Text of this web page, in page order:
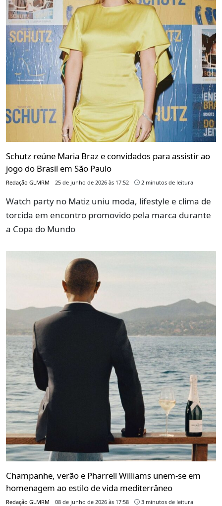
Schutz reúne Maria Braz e convidados para assistir ao
jogo do Brasil em São Paulo
Redação GLMRM 25 de junho de 2026 às 17:52 2 minutos de leitura
Watch party no Matiz uniu moda, lifestyle e clima de
torcida em encontro promovido pela marca durante
a Copa do Mundo
Champanhe, verão e Pharrell Williams unem-se em
homenagem ao estilo de vida mediterrâneo
Redação GLMRM 08 de junho de 2026 às 17:58 3 minutos de leitura